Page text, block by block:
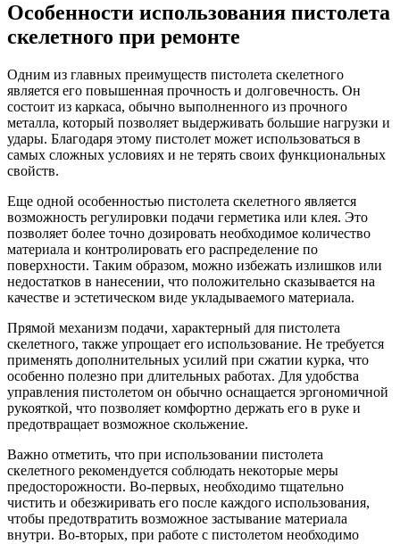
Особенности использования пистолета
скелетного при ремонте
Одним из главных преимуществ пистолета скелетного
является его повышенная прочность и долговечность. Он
состоит из каркаса, обычно выполненного из прочного
металла, который позволяет выдерживать большие нагрузки и
удары. Благодаря этому пистолет может использоваться в
самых сложных условиях и не терять своих функциональных
свойств.
Еще одной особенностью пистолета скелетного является
возможность регулировки подачи герметика или клея. Это
позволяет более точно дозировать необходимое количество
материала и контролировать его распределение по
поверхности. Таким образом, можно избежать излишков или
недостатков в нанесении, что положительно сказывается на
качестве и эстетическом виде укладываемого материала.
Прямой механизм подачи, характерный для пистолета
скелетного, также упрощает его использование. Не требуется
применять дополнительных усилий при сжатии курка, что
особенно полезно при длительных работах. Для удобства
управления пистолетом он обычно оснащается эргономичной
рукояткой, что позволяет комфортно держать его в руке и
предотвращает возможное скольжение.
Важно отметить, что при использовании пистолета
скелетного рекомендуется соблюдать некоторые меры
предосторожности. Во-первых, необходимо тщательно
чистить и обезжиривать его после каждого использования,
чтобы предотвратить возможное застывание материала
внутри. Во-вторых, при работе с пистолетом необходимо